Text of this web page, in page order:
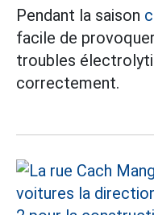
Pendant la saison
facile de
troubles
correctement.